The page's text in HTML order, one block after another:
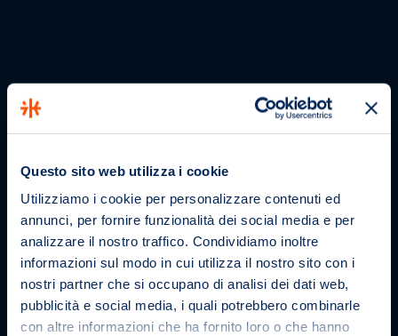
Questo sito web utilizza i cookie
Utilizziamo i cookie per personalizzare contenuti ed
annunci, per fornire funzionalità dei social media e per
analizzare il nostro traffico. Condividiamo inoltre
informazioni sul modo in cui utilizza il nostro sito con i
nostri partner che si occupano di analisi dei dati web,
pubblicità e social media, i quali potrebbero combinarle
con altre informazioni che ha fornito loro o che hanno